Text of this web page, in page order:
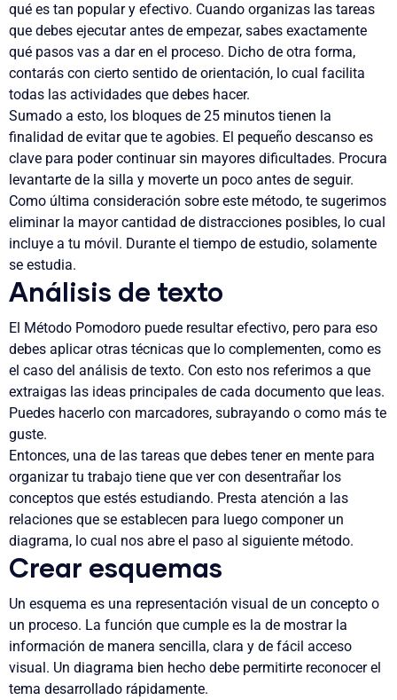
qué es tan popular y efectivo. Cuando organizas las tareas
que debes ejecutar antes de empezar, sabes exactamente
qué pasos vas a dar en el proceso. Dicho de otra forma,
contarás con cierto sentido de orientación, lo cual facilita
todas las actividades que debes hacer.
Sumado a esto, los bloques de 25 minutos tienen la
finalidad de evitar que te agobies. El pequeño descanso es
clave para poder continuar sin mayores dificultades. Procura
levantarte de la silla y moverte un poco antes de seguir.
Como última consideración sobre este método, te sugerimos
eliminar la mayor cantidad de distracciones posibles, lo cual
incluye a tu móvil. Durante el tiempo de estudio, solamente
se estudia.
Análisis de texto
El Método Pomodoro puede resultar efectivo, pero para eso
debes aplicar otras técnicas que lo complementen, como es
el caso del análisis de texto. Con esto nos referimos a que
extraigas las ideas principales de cada documento que leas.
Puedes hacerlo con marcadores, subrayando o como más te
guste.
Entonces, una de las tareas que debes tener en mente para
organizar tu trabajo tiene que ver con desentrañar los
conceptos que estés estudiando. Presta atención a las
relaciones que se establecen para luego componer un
diagrama, lo cual nos abre el paso al siguiente método.
Crear esquemas
Un esquema es una representación visual de un concepto o
un proceso. La función que cumple es la de mostrar la
información de manera sencilla, clara y de fácil acceso
visual. Un diagrama bien hecho debe permitirte reconocer el
tema desarrollado rápidamente.